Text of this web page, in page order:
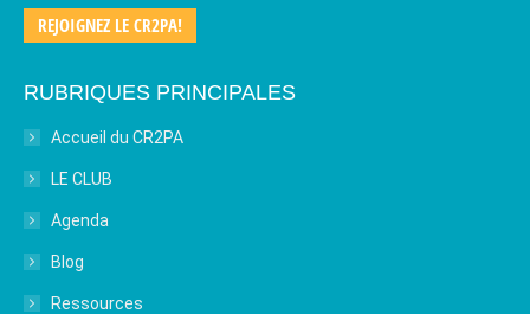
REJOIGNEZ LE CR2PA!
RUBRIQUES PRINCIPALES
Accueil du CR2PA
LE CLUB
Agenda
Blog
Ressources